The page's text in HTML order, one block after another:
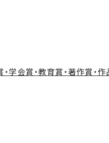
学会賞・教育賞・著作賞・